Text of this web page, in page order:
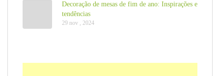
Decoração de mesas de fim de ano: Inspirações e
tendências
29 nov , 2024